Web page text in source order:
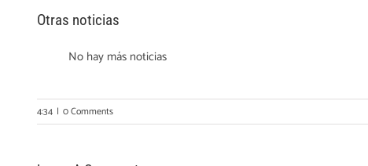
Otras noticias
No hay más noticias
4:34 | 0 Comments